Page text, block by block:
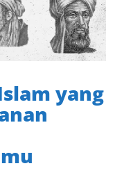
yang